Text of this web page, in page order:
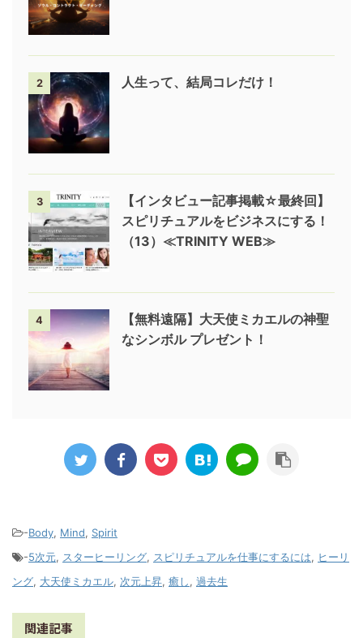
2 人生って、結局コレだけ！
3
【インタビュー記事掲載☆最終回】
スピリチュアルをビジネスにする！
（13）≪TRINITY WEB≫
4
【無料遠隔】大天使ミカエルの神聖
なシンボル プレゼント！
-Body, Mind, Spirit
-5次元, スターヒーリング, スピリチュアルを仕事にするには, ヒーリ
ング, 大天使ミカエル, 次元上昇, 癒し, 過去生
関連記事